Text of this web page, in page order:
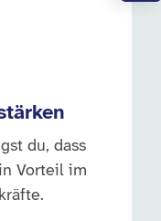
du, dass
Vorteil im